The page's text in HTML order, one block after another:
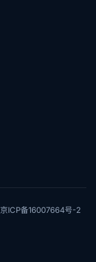
京ICP备16007664号-2